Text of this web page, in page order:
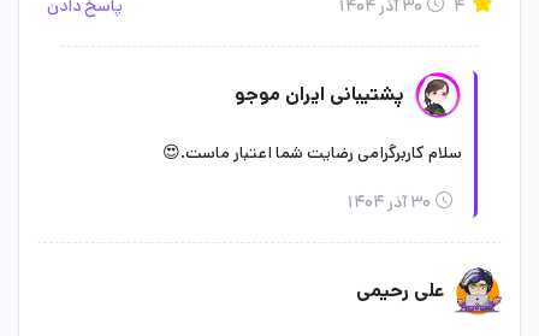
۳۰ آذر ۱۴۰۴ پاسخ دادن
پشتیبانی ایران موجو
سلام کاربرگرامی رضایت شما اعتبار ماست.😍
۳۰ آذر ۱۴۰۴
علی رحیمی